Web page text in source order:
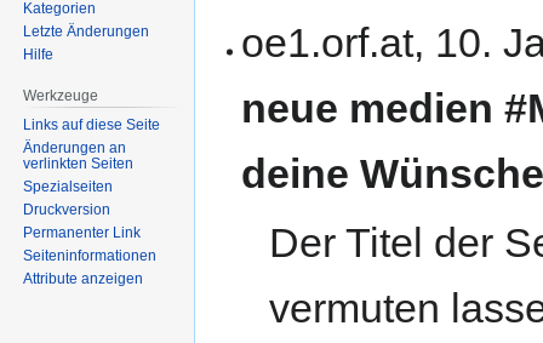
oe1.orf.at, 10.
neue medien
deine
Der Titel der
vermuten
Kategorien
Letzte Änderungen
Hilfe
Werkzeuge
Links auf diese Seite
Änderungen an
verlinkten Seiten
Spezialseiten
Druckversion
Permanenter Link
Seiten­informationen
Attribute anzeigen